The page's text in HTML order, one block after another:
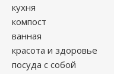
кухня
компост
ванная
красота и здоровье
посуда с собой